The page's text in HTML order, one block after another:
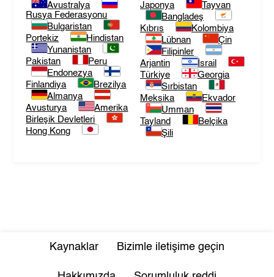
Avustralya
Rusya Federasyonu
Bulgaristan
Portekiz
Hindistan
Yunanistan
Pakistan
Peru
Endonezya
Finlandiya
Brezilya
Almanya
Avusturya
Amerika
Birleşik Devletleri
Hong Kong
Japonya
Tayvan
Bangladeş
Kıbrıs
Kolombiya
Lübnan
Çin
Filipinler
Arjantin
İsrail
Türkiye
Georgia
Sırbistan
Meksika
Ekvador
Umman
Tayland
Belçika
Şili
Kaynaklar Bizimle iletişime geçin